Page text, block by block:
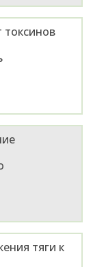
тяги к